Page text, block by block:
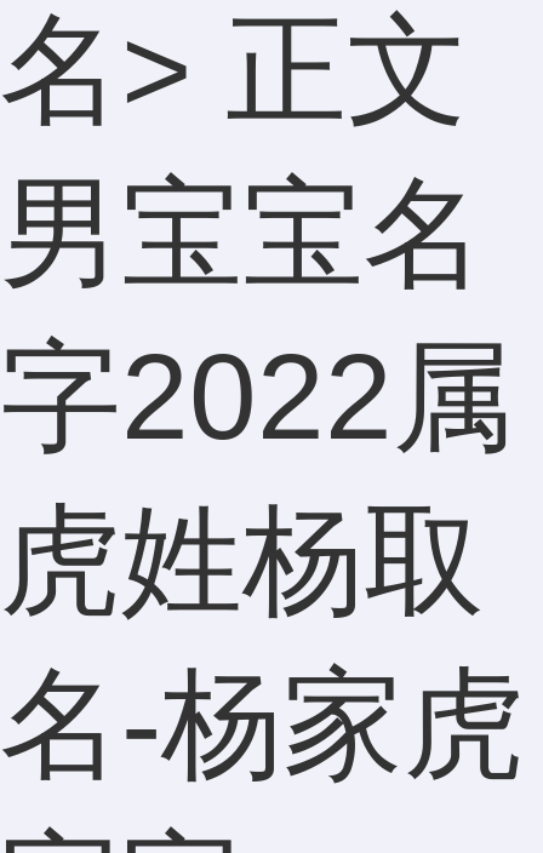
名> 正文
男宝宝名
字2022属
虎姓杨取
名-杨家虎